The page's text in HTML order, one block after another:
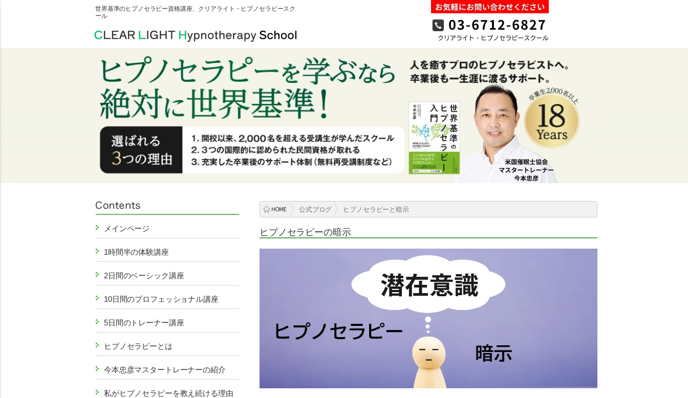
世界基準のヒプノセラピー資格講座、クリアライト・ヒプノセラピースク
ール
公式ブログ ヒプノセラピーと暗示
ヒプノセラピーの暗示
メインページ
1時間半の体験講座
2日間のベーシック講座
10日間のプロフェッショナル講座
5日間のトレーナー講座
ヒプノセラピーとは
今本忠彦マスタートレーナーの紹介
私がヒプノセラピーを教え続ける理由